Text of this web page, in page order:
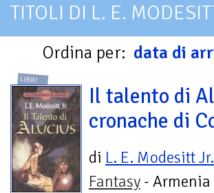
TITOLI DI L. E.
Ordina per: data di
LIBRI
Il talento di
cronache di
di L. E. Modesitt Jr.
Fantasy - Armenia